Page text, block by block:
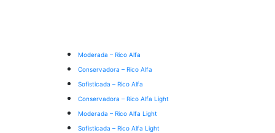
Moderada – Rico Alfa
Conservadora – Rico Alfa
Sofisticada – Rico Alfa
Conservadora – Rico Alfa Light
Moderada – Rico Alfa Light
Sofisticada – Rico Alfa Light